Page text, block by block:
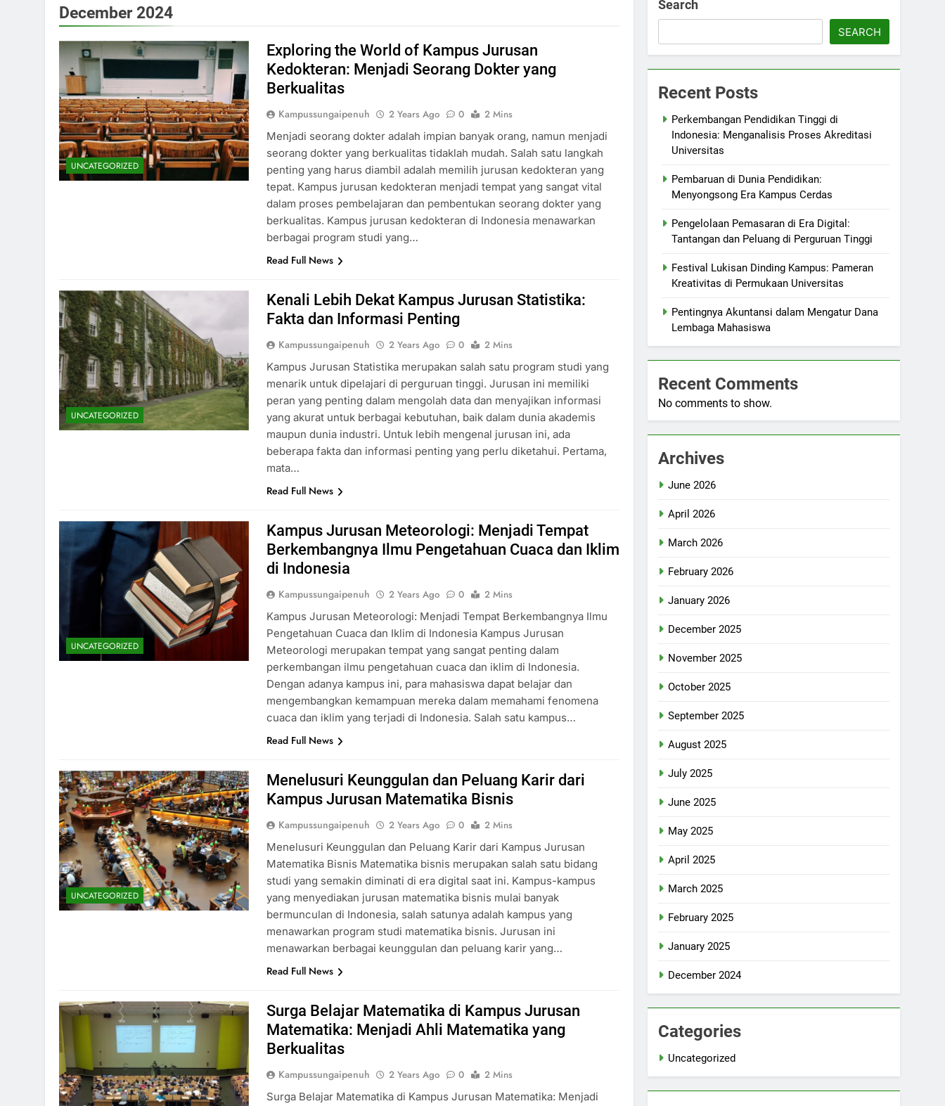
December 2024
UNCATEGORIZED
Exploring the World of Kampus Jurusan
Kedokteran: Menjadi Seorang Dokter yang
Berkualitas
Kampussungaipenuh 2 Years Ago 0
2 Mins
Menjadi seorang dokter adalah impian banyak orang, namun menjadi
seorang dokter yang berkualitas tidaklah mudah. Salah satu langkah
penting yang harus diambil adalah memilih jurusan kedokteran yang
tepat. Kampus jurusan kedokteran menjadi tempat yang sangat vital
dalam proses pembelajaran dan pembentukan seorang dokter yang
berkualitas. Kampus jurusan kedokteran di Indonesia menawarkan
berbagai program studi yang…
Read Full News
UNCATEGORIZED
Kenali Lebih Dekat Kampus Jurusan Statistika:
Fakta dan Informasi Penting
Kampussungaipenuh 2 Years Ago 0
2 Mins
Kampus Jurusan Statistika merupakan salah satu program studi yang
menarik untuk dipelajari di perguruan tinggi. Jurusan ini memiliki
peran yang penting dalam mengolah data dan menyajikan informasi
yang akurat untuk berbagai kebutuhan, baik dalam dunia akademis
maupun dunia industri. Untuk lebih mengenal jurusan ini, ada
beberapa fakta dan informasi penting yang perlu diketahui. Pertama,
mata…
Read Full News
UNCATEGORIZED
Kampus Jurusan Meteorologi: Menjadi Tempat
Berkembangnya Ilmu Pengetahuan Cuaca dan Iklim
di Indonesia
Kampussungaipenuh 2 Years Ago 0
2 Mins
Kampus Jurusan Meteorologi: Menjadi Tempat Berkembangnya Ilmu
Pengetahuan Cuaca dan Iklim di Indonesia Kampus Jurusan
Meteorologi merupakan tempat yang sangat penting dalam
perkembangan ilmu pengetahuan cuaca dan iklim di Indonesia.
Dengan adanya kampus ini, para mahasiswa dapat belajar dan
mengembangkan kemampuan mereka dalam memahami fenomena
cuaca dan iklim yang terjadi di Indonesia. Salah satu kampus…
Read Full News
UNCATEGORIZED
Menelusuri Keunggulan dan Peluang Karir dari
Kampus Jurusan Matematika Bisnis
Kampussungaipenuh 2 Years Ago 0
2 Mins
Menelusuri Keunggulan dan Peluang Karir dari Kampus Jurusan
Matematika Bisnis Matematika bisnis merupakan salah satu bidang
studi yang semakin diminati di era digital saat ini. Kampus-kampus
yang menyediakan jurusan matematika bisnis mulai banyak
bermunculan di Indonesia, salah satunya adalah kampus yang
menawarkan program studi matematika bisnis. Jurusan ini
menawarkan berbagai keunggulan dan peluang karir yang…
Read Full News
Surga Belajar Matematika di Kampus Jurusan
Matematika: Menjadi Ahli Matematika yang
Berkualitas
Kampussungaipenuh 2 Years Ago 0
2 Mins
Surga Belajar Matematika di Kampus Jurusan Matematika: Menjadi
Search
SEARCH
Recent Posts
Perkembangan Pendidikan Tinggi di
Indonesia: Menganalisis Proses Akreditasi
Universitas
Pembaruan di Dunia Pendidikan:
Menyongsong Era Kampus Cerdas
Pengelolaan Pemasaran di Era Digital:
Tantangan dan Peluang di Perguruan Tinggi
Festival Lukisan Dinding Kampus: Pameran
Kreativitas di Permukaan Universitas
Pentingnya Akuntansi dalam Mengatur Dana
Lembaga Mahasiswa
Recent Comments
No comments to show.
Archives
June 2026
April 2026
March 2026
February 2026
January 2026
December 2025
November 2025
October 2025
September 2025
August 2025
July 2025
June 2025
May 2025
April 2025
March 2025
February 2025
January 2025
December 2024
Categories
Uncategorized